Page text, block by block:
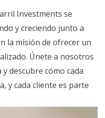
Investments se
y creciendo junto a
la misión de ofrecer un
Únete a nosotros
descubre cómo cada
y cada cliente es parte